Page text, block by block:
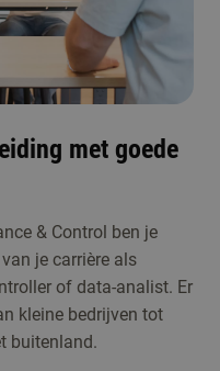
met goede
& Control ben je
je carrière als
of data-analist. Er
kleine bedrijven tot
buitenland.